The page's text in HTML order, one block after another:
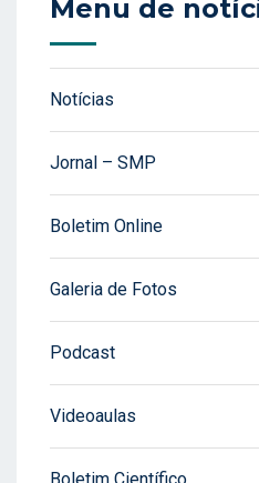
Menu de
Notícias
Jornal – SMP
Boletim Online
Galeria de Fotos
Podcast
Videoaulas
Boletim Científico